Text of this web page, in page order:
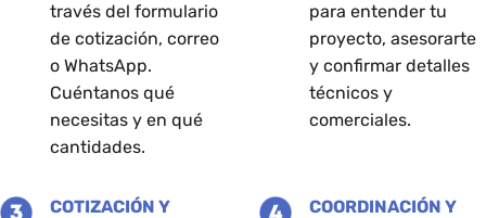
través del formulario
de cotización, correo
o WhatsApp.
Cuéntanos qué
necesitas y en qué
cantidades.
para entender tu
proyecto, asesorarte
y confirmar detalles
técnicos y
comerciales.
COTIZACIÓN Y
COORDINACIÓN Y